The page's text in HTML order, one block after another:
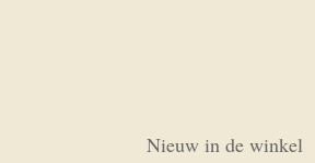
Nieuw in de winkel